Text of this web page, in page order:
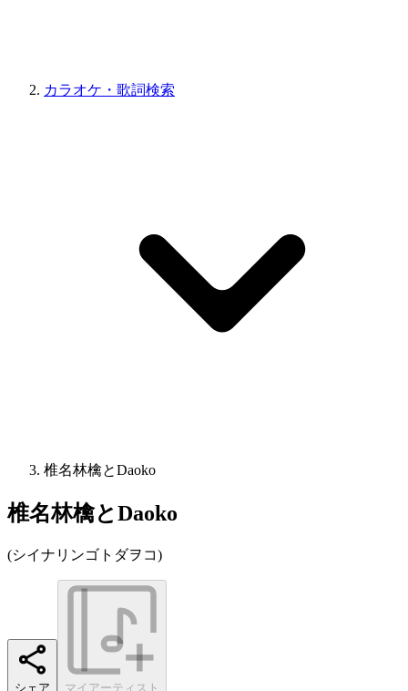
カラオケ・歌詞検索
椎名林檎とDaoko
椎名林檎とDaoko
(シイナリンゴトダヲコ)
シェア マイアーティスト